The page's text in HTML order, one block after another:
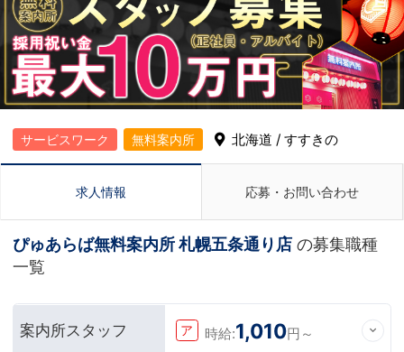
サービスワーク 無料案内所 北海道 / すすきの
求人情報 応募・お問い合わせ
ぴゅあらば無料案内所 札幌五条通り店 の募集職種
一覧
案内所スタッフ ア 時給:1,010円～